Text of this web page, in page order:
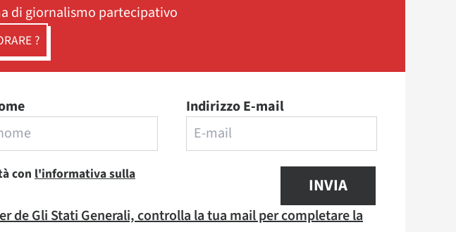
di giornalismo partecipativo
?
Indirizzo E-mail
con l'informativa sulla
INVIA
de Gli Stati Generali, controlla la tua mail per completare la